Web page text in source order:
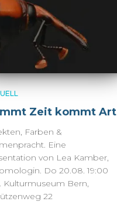
Zeit kommt Art
Farben &
Eine
von Lea Kamber,
Do 20.08. 19:00
Kulturmuseum Bern,
22